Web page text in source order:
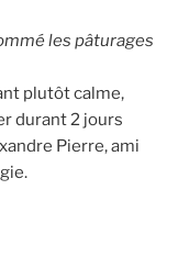
les pâturages
plutôt calme,
durant 2 jours
Pierre, ami